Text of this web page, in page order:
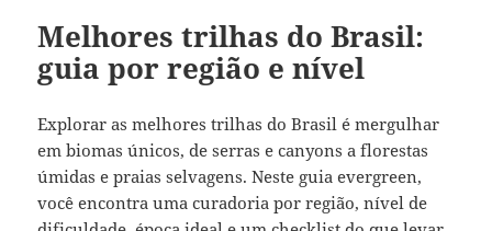
Melhores trilhas do Brasil:
guia por região e nível
Explorar as melhores trilhas do Brasil é mergulhar
em biomas únicos, de serras e canyons a florestas
úmidas e praias selvagens. Neste guia evergreen,
você encontra uma curadoria por região, nível de